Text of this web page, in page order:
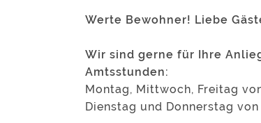
Werte Bewohner! Liebe
Wir sind gerne für Ihre
Amtsstunden:
Montag, Mittwoch, Freitag
Dienstag und Donnerstag